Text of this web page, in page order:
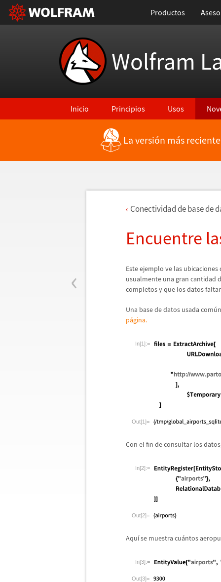
Productos
Wolfram
Inicio Principios Usos
La versión más
‹
Conectividad de base de
Encuentre
Este ejemplo ve las
usualmente una gran cantidad
completos y que los datos
Una base de datos usada comú
página.
In[1]:=
Out[1]=
Con el fin de consultar los
In[2]:=
Out[2]=
Aquíse muestra cuántos
In[3]:=
Out[3]=